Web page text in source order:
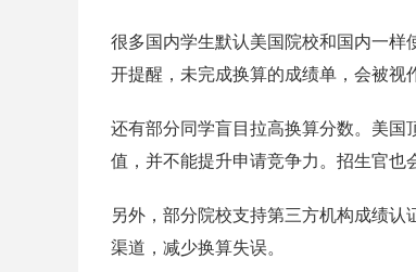
很多国内学生默认美国院校和国内一
开提醒，未完成换算的成绩单，会被视
还有部分同学盲目拉高换算分数。美
值，并不能提升申请竞争力。招生官也
另外，部分院校支持第三方机构成绩
渠道，减少换算失误。